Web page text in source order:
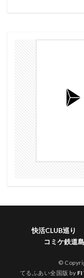
快活CLUB巡り
コミケ鉄道
©
てるふあい全国版 by